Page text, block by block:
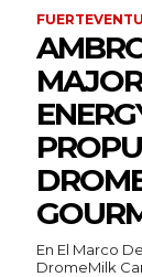
En El Marco
DromeMilk